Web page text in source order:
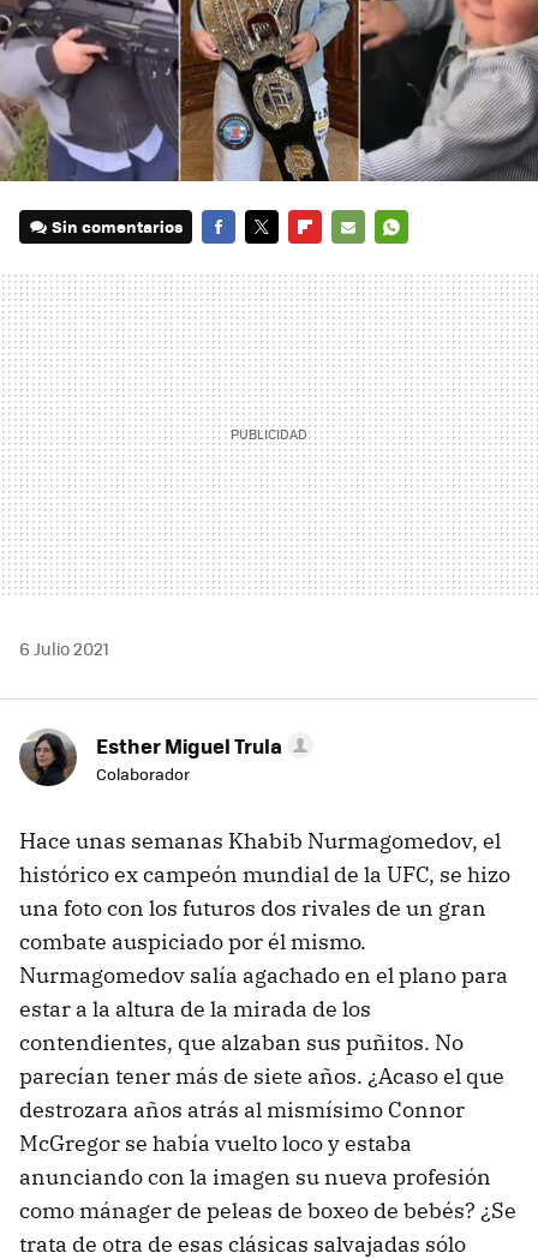
Sin comentarios
MAIL
6 Julio 2021
Esther Miguel Trula
Colaborador
Hace unas semanas Khabib Nurmagomedov, el
histórico ex campeón mundial de la UFC, se hizo
una foto con los futuros dos rivales de un gran
combate auspiciado por él mismo.
Nurmagomedov salía agachado en el plano para
estar a la altura de la mirada de los
contendientes, que alzaban sus puñitos. No
parecían tener más de siete años. ¿Acaso el que
destrozara años atrás al mismísimo Connor
McGregor se había vuelto loco y estaba
anunciando con la imagen su nueva profesión
como mánager de peleas de boxeo de bebés? ¿Se
trata de otra de esas clásicas salvajadas sólo